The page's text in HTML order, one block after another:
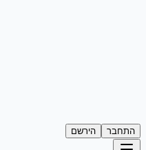
התחבר הירשם